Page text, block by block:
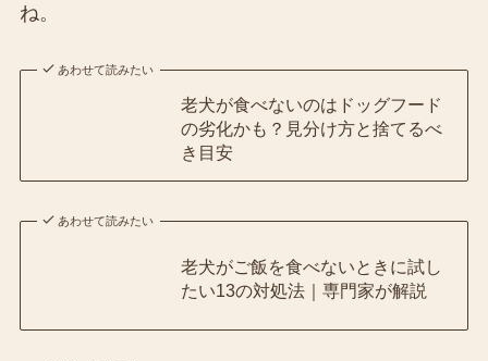
ね。
あわせて読みたい
老犬が食べないのはドッグフード
の劣化かも？見分け方と捨てるべ
き目安
あわせて読みたい
老犬がご飯を食べないときに試し
たい13の対処法｜専門家が解説